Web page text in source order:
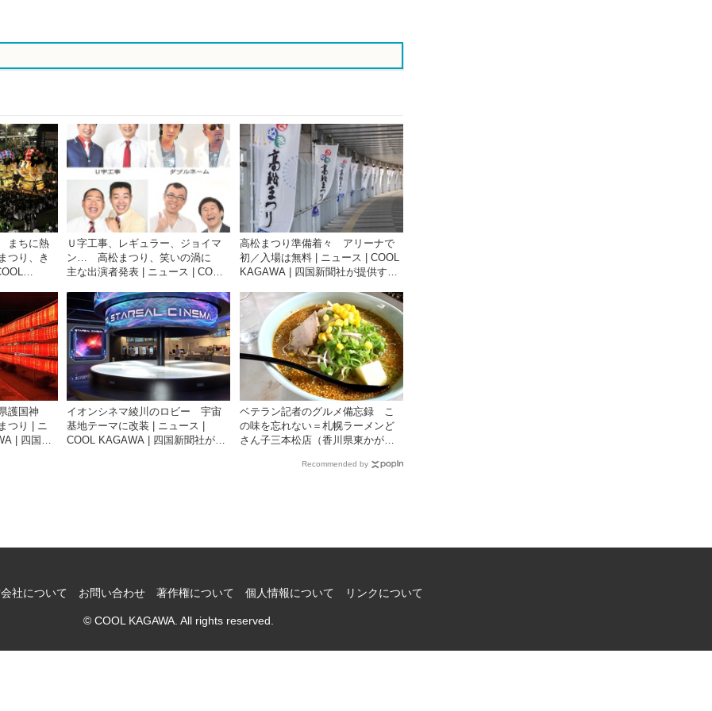
まちに熱
つり、き
Ｕ字工事、レギュラー、ジョイマ
ン… 高松まつり、笑いの渦に
主な出演者発表 | ニュース | COOL
香川の観光情報サイト
高松まつり準備着々 アリーナで
初／入場は無料 | ニュース | COOL
KAGAWA | 四国新聞社が提供する
護国神
つり | ニ
| 四国新
イオンシネマ綾川のロビー 宇宙
基地テーマに改装 | ニュース |
COOL KAGAWA | 四国新聞社が提
ベテラン記者のグルメ備忘録 こ
の味を忘れない＝札幌ラーメンど
さん子三本松店（香川県東かがわ
ニュース | COOL KAGAWA | 四国
Recommended by
社について お問い合わせ 著作権について 個人情報について リンクについて
© COOL KAGAWA. All rights reserved.